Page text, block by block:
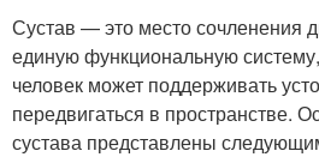
Сустав — это место сочленения
единую функциональную
человек может поддерживать
передвигаться в пространстве.
сустава представлены